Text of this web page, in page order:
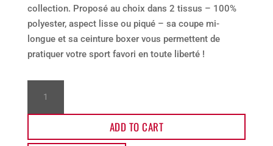
collection. Proposé au choix dans 2 tissus – 100%
polyester, aspect lisse ou piqué – sa coupe mi-
longue et sa ceinture boxer vous permettent de
pratiquer votre sport favori en toute liberté !
F2
ADD TO CART